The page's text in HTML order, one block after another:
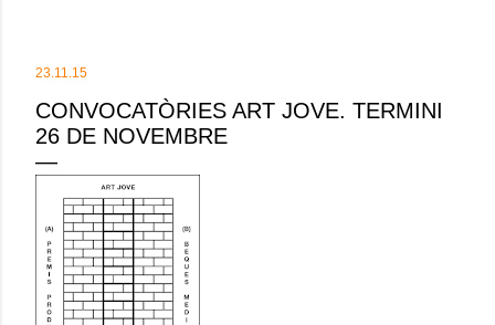
23.11.15
CONVOCATÒRIES ART JOVE. TERMINI
26 DE NOVEMBRE